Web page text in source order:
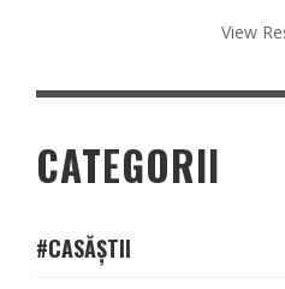
View
CATEGORII
#CASĂȘTII